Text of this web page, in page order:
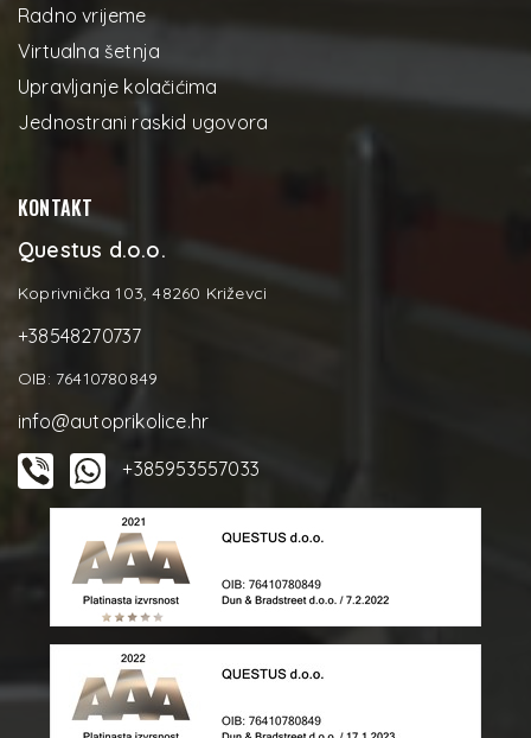
Radno vrijeme
Virtualna šetnja
Upravljanje kolačićima
Jednostrani raskid ugovora
KONTAKT
Questus d.o.o.
Koprivnička 103, 48260 Križevci
+38548270737
OIB: 76410780849
info@autoprikolice.hr
+385953557033